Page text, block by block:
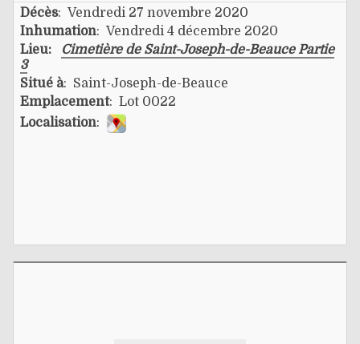
Décès: Vendredi 27 novembre 2020
Inhumation: Vendredi 4 décembre 2020
Lieu:
Cimetière de Saint-Joseph-de-Beauce Partie
3
Situé à: Saint-Joseph-de-Beauce
Emplacement: Lot 0022
Localisation: